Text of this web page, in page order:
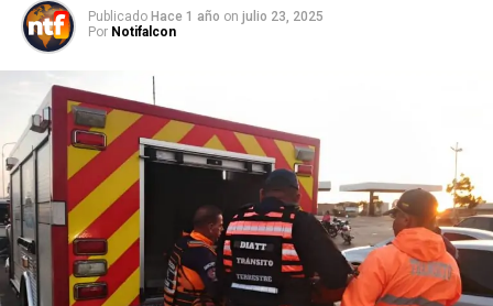
Publicado Hace 1 año on julio 23, 2025
Por Notifalcon